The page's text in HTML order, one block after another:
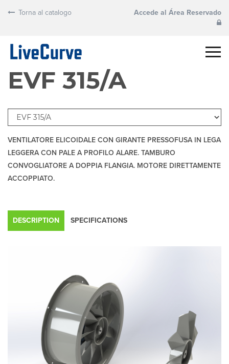
Torna al catalogo Accede al Área Reservado
EVF 315/A
VENTILATORE ELICOIDALE CON GIRANTE PRESSOFUSA IN LEGA
LEGGERA CON PALE A PROFILO ALARE. TAMBURO
CONVOGLIATORE A DOPPIA FLANGIA. MOTORE DIRETTAMENTE
ACCOPPIATO.
DESCRIPTION SPECIFICATIONS